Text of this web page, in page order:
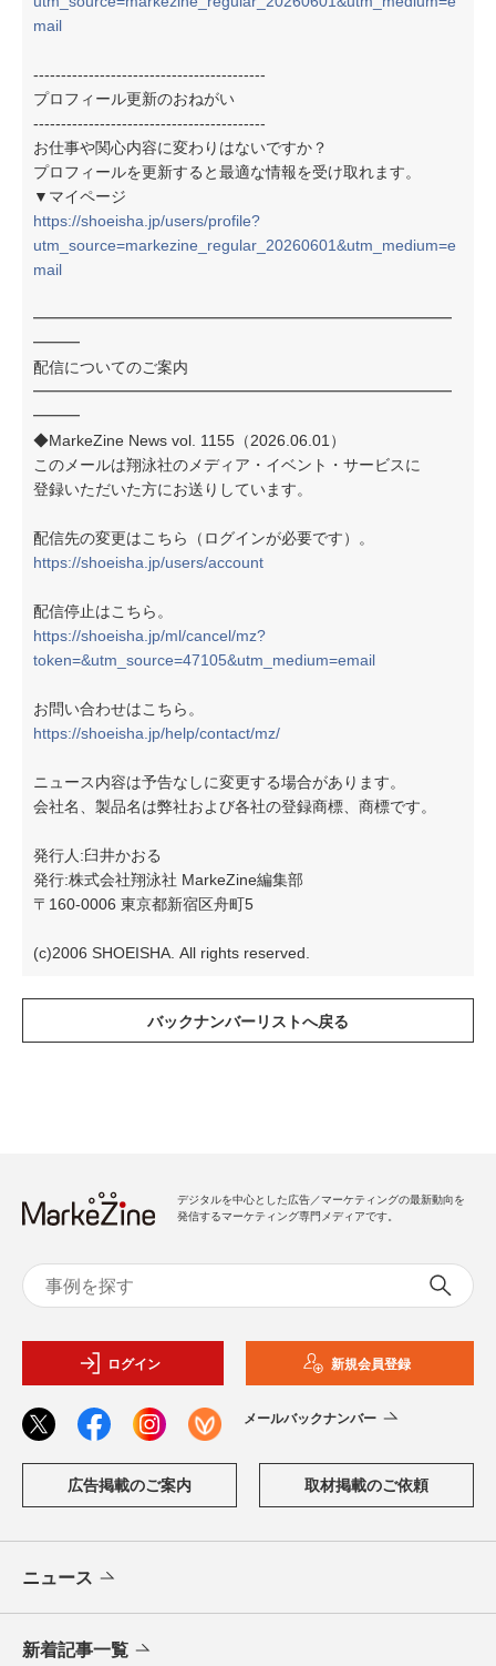
mail
------------------------------------------
プロフィール更新のおねがい
------------------------------------------
お仕事や関心内容に変わりはないですか？
プロフィールを更新すると最適な情報を受け取れます。
▼マイページ
https://shoeisha.jp/users/profile?
utm_source=markezine_regular_20260601&utm_medium=e
mail
━━━━━━━━━━━━━━━━━━━━━━━━━━━
━━━
配信についてのご案内
━━━━━━━━━━━━━━━━━━━━━━━━━━━
━━━
◆MarkeZine News vol. 1155（2026.06.01）
このメールは翔泳社のメディア・イベント・サービスに
登録いただいた方にお送りしています。
配信先の変更はこちら（ログインが必要です）。
https://shoeisha.jp/users/account
配信停止はこちら。
https://shoeisha.jp/ml/cancel/mz?
token=&utm_source=47105&utm_medium=email
お問い合わせはこちら。
https://shoeisha.jp/help/contact/mz/
ニュース内容は予告なしに変更する場合があります。
会社名、製品名は弊社および各社の登録商標、商標です。
発行人:臼井かおる
発行:株式会社翔泳社 MarkeZine編集部
〒160-0006 東京都新宿区舟町5
(c)2006 SHOEISHA. All rights reserved.
デジタルを中心とした広告／マーケティングの最新動向を
発信するマーケティング専門メディアです。
ログイン 新規会員登録
メールバックナンバー
広告掲載のご案内 取材掲載のご依頼
ニュース
新着記事一覧